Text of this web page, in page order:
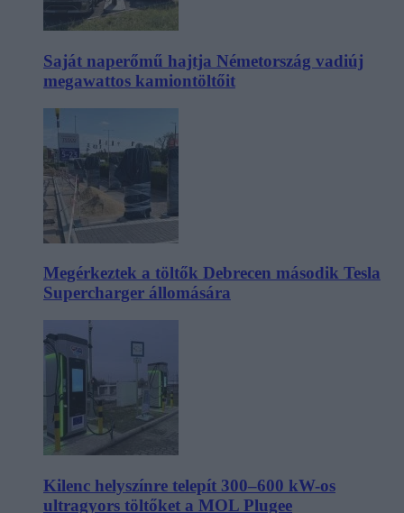
Saját naperőmű hajtja Németország vadiúj
megawattos kamiontöltőit
Megérkeztek a töltők Debrecen második Tesla
Supercharger állomására
Kilenc helyszínre telepít 300–600 kW-os
ultragyors töltőket a MOL Plugee